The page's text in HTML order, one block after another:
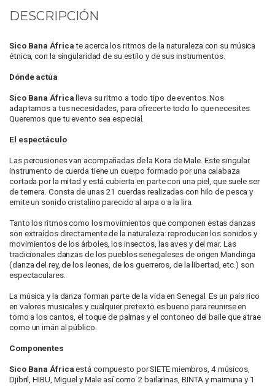
DESCRIPCIÓN
Sico Bana Áfricate acerca los ritmos de la naturaleza con su música
étnica, con la singularidad de su estilo y de sus instrumentos.
Dónde actúa
Sico Bana Áfricalleva su ritmo a todo tipo de eventos. Nos
adaptamos a tus necesidades, para ofrecerte todo lo que necesites.
Queremos que tu evento sea especial.
El espectáculo
Las percusiones van acompañadas de la Kora de Male. Este singular
instrumento de cuerda tiene un cuerpo formado por una calabaza
cortada por la mitad y está cubierta en parte con una piel, que suele ser
de ternera. Consta de unas 21 cuerdas realizadas con hilo de pesca y
emite un sonido cristalino parecido al arpa o a la lira.
Tanto los ritmos como los movimientos que componen estas danzas
son extraídos directamente de la naturaleza: reproducen los sonidos y
movimientos de los árboles, los insectos, las aves y del mar. Las
tradicionales danzas de los pueblos senegaleses de origen Mandinga
(danza del rey, de los leones, de los guerreros, de la libertad, etc.) son
espectaculares.
La música y la danza forman parte de la vida en Senegal. Es un país rico
en valores musicales y cualquier pretexto es bueno para reunirse en
torno a los cantos, el toque de palmas y el contoneo del baile que atrae
como un imán al público.
Componentes
Sico Bana Áfricaestá compuesto por SIETE miembros, 4 músicos,
Djibril, HIBU, Miguel y Male así como 2 bailarinas, BINTA y maimuna y 1